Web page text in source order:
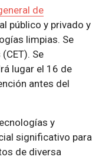
de
público y privado y
limpias. Se
Se
lugar el 16 de
antes del
y
significativo para
de diversa